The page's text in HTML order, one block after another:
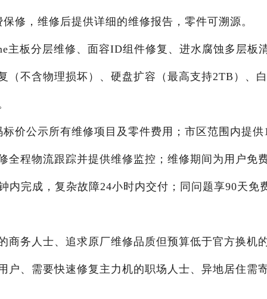
，维修后提供详细的维修报告，零件可溯源。
主板分层维修、面容ID组件修复、进水腐蚀多层板
（不含物理损坏）、硬盘扩容（最高支持2TB）、
价公示所有维修项目及零件费用；市区范围内提供
全程物流跟踪并提供维修监控；维修期间为用户免
内完成，复杂故障24小时内交付；同问题享90天免
商务人士、追求原厂维修品质但预算低于官方换机
户、需要快速修复主力机的职场人士、异地居住需